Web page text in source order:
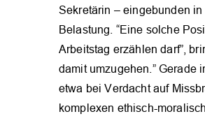
Sekretärin – eingebunden
Belastung. “Eine solche
Arbeitstag erzählen darf”,
damit umzugehen.” Gerade
etwa bei Verdacht auf
komplexen ethisch-